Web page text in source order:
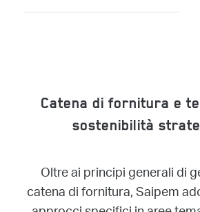
Catena di fornitura e
sostenibilità
Oltre ai principi generali di
catena di fornitura, Saipem